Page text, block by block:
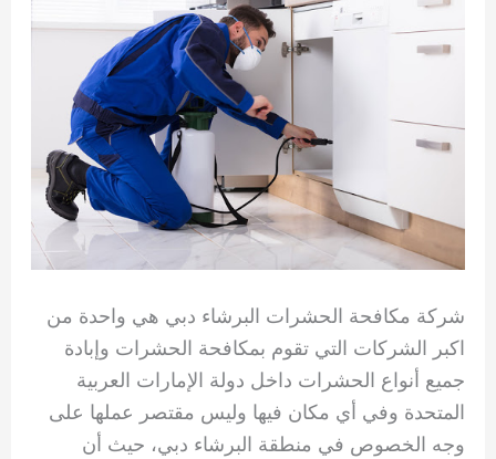
شركة مكافحة الحشرات البرشاء دبي هي واحدة من
اكبر الشركات التي تقوم بمكافحة الحشرات وإبادة
جميع أنواع الحشرات داخل دولة الإمارات العربية
المتحدة وفي أي مكان فيها وليس مقتصر عملها على
وجه الخصوص في منطقة البرشاء دبي، حيث أن